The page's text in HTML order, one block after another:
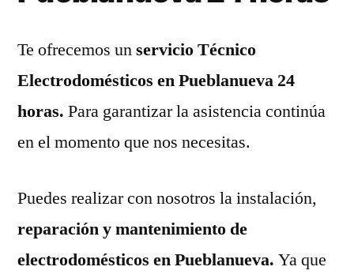
Te ofrecemos unservicio Técnico
Electrodomésticos en Pueblanueva 24
horas. Para garantizar la asistencia continúa
en el momento que nos necesitas.
Puedes realizar con nosotros la instalación,
reparación y mantenimiento de
electrodomésticos en Pueblanueva. Ya que